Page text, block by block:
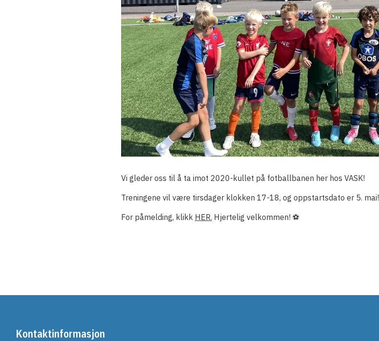
Vi gleder oss til å ta imot 2020-kullet på fotballbanen her hos VASK!
Treningene vil være tirsdager klokken 17-18, og oppstartsdato er 5. mai!
For påmelding, klikk HER. Hjertelig velkommen! ⚽
Kontaktinformasjon